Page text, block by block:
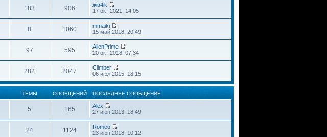
183 906
жiв4ik
17 окт 2021, 14:05
8 1060
mmaiki
15 май 2018, 20:49
97 595
AlienPrime
20 окт 2018, 07:34
282 2047
Climber
06 июл 2015, 18:15
ТЕМЫ СООБЩЕНИЙ ПОСЛЕДНЕЕ СООБЩЕНИЕ
5 165
Alex
27 июн 2013, 18:49
24 1124
Romeo
23 июн 2018, 10:12